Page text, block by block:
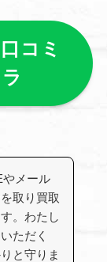
コミ
やメール
取り買取
。わたし
ただく
と守りま